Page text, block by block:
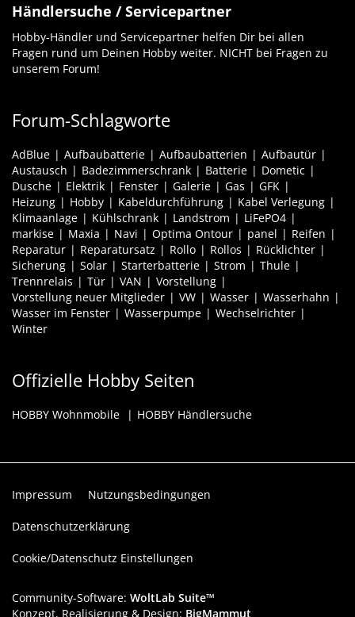
Händlersuche / Servicepartner
Hobby-Händler und Servicepartner helfen Dir bei allen
Fragen rund um Deinen Hobby weiter. NICHT bei Fragen zu
unserem Forum!
Forum-Schlagworte
AdBlue Aufbaubatterie Aufbaubatterien
Aufbautür
Austausch
Badezimmerschrank Batterie
Dometic
Dusche
Elektrik Fenster Galerie Gas
GFK
Heizung
Hobby Kabeldurchführung
Kabel Verlegung
Klimaanlage
Kühlschrank Landstrom
LiFePO4
markise
Maxia Navi Optima Ontour panel
Reifen
Reparatur
Reparatursatz Rollo Rollos
Rücklichter
Sicherung
Solar Starterbatterie Strom
Thule
Trennrelais
Tür VAN
Vorstellung
Vorstellung neuer Mitglieder
VW Wasser
Wasserhahn
Wasser im Fenster
Wasserpumpe
Wechselrichter
Winter
Offizielle Hobby Seiten
HOBBY Wohnmobile HOBBY Händlersuche
Impressum Nutzungsbedingungen
Datenschutzerklärung
Cookie/Datenschutz Einstellungen
Community-Software: WoltLab Suite™
Konzept, Realisierung & Design: BigMammut